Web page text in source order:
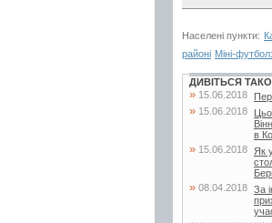
Населені пункти:
районі Міні-
ДИВІТЬСЯ
» 15.06.2018
» 15.06.2018
в
» 15.06.2018
Як
» 08.04.2018 За